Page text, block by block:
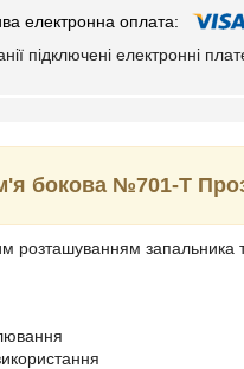
підключені електронні
бокова №701-Т
запальника